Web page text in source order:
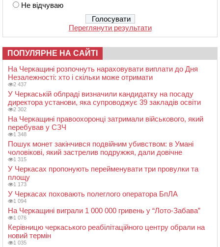
Не відчуваю
Переглянути результати
ПОПУЛЯРНЕ НА САЙТІ
На Черкащині розпочнуть нараховувати виплати до Дня
Незалежності: хто і скільки може отримати
2 437
У Черкаській облраді визначили кандидатку на посаду
директора установи, яка супроводжує 39 закладів освіти
2 302
На Черкащині правоохоронці затримали військового, який
перебував у СЗЧ
1 348
Пошук монет закінчився подвійним убивством: в Умані
чоловікові, який застрелив подружжя, дали довічне
1 315
У Черкасах пропонують перейменувати три провулки та
площу
1 173
У Черкасах поховають полеглого оператора БпЛА
1 094
На Черкащині виграли 1 000 000 гривень у “Лото-Забава”
1 076
Керівницю черкаського реабілітаційного центру обрали на
новий термін
1 035